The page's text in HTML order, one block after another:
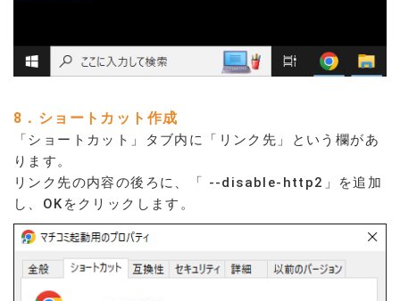
8．ショートカット作成
「ショートカット」タブ内に「リンク先」という欄があ
ります。
リンク先の内容の後ろに、「 --disable-http2」を追加
し、OKをクリックします。